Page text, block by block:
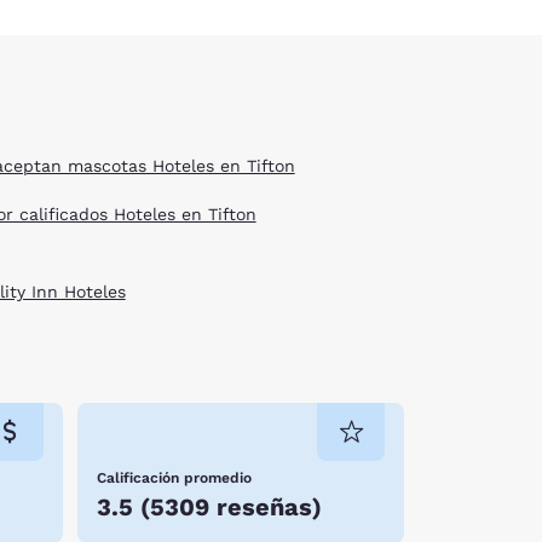
mascotas Hoteles en Tifton
calificados Hoteles en Tifton
Inn Hoteles
Calificación promedio
3.5 (5309 reseñas)